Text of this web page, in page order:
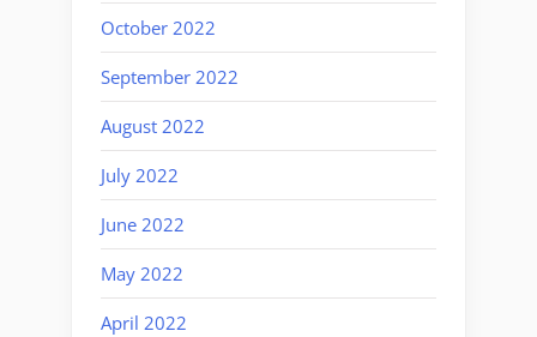
October 2022
September 2022
August 2022
July 2022
June 2022
May 2022
April 2022